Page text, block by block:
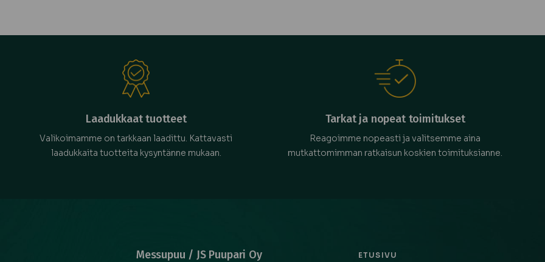
Laadukkaat tuotteet
Valikoimamme on tarkkaan laadittu. Kattavasti
laadukkaita tuotteita kysyntänne mukaan.
Tarkat ja nopeat toimitukset
Reagoimme nopeasti ja valitsemme aina
mutkattomimman ratkaisun koskien toimituksianne.
Messupuu / JS Puupari Oy ETUSIVU